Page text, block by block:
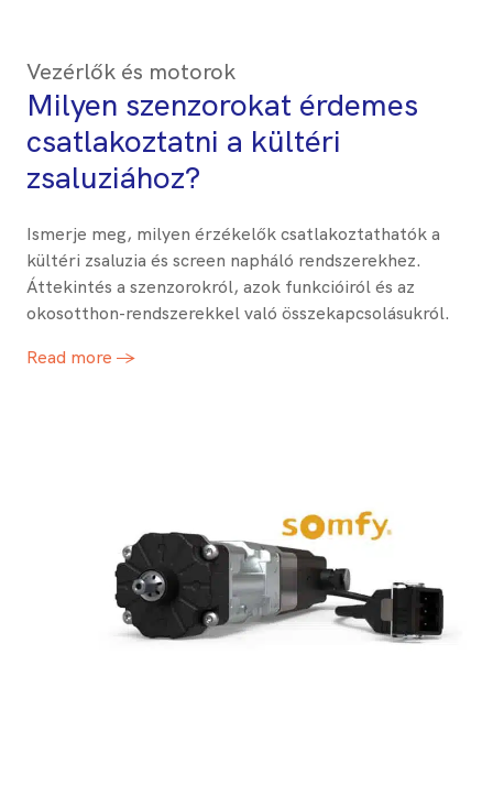
Vezérlők és motorok
Milyen szenzorokat érdemes
csatlakoztatni a kültéri
zsaluziához?
Ismerje meg, milyen érzékelők csatlakoztathatók a
kültéri zsaluzia és screen napháló rendszerekhez.
Áttekintés a szenzorokról, azok funkcióiról és az
okosotthon-rendszerekkel való összekapcsolásukról.
Read more →